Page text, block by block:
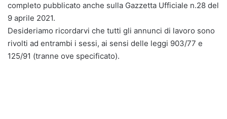
completo pubblicato anche sulla Gazzetta Ufficiale n.28 del
9 aprile 2021.
Desideriamo ricordarvi che tutti gli annunci di lavoro sono
rivolti ad entrambi i sessi, ai sensi delle leggi 903/77 e
125/91 (tranne ove specificato).